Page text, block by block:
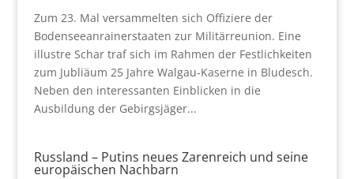
Zum 23. Mal versammelten sich Offiziere der
Bodenseeanrainerstaaten zur Militärreunion. Eine
illustre Schar traf sich im Rahmen der Festlichkeiten
zum Jubliäum 25 Jahre Walgau-Kaserne in Bludesch.
Neben den interessanten Einblicken in die
Ausbildung der Gebirgsjäger...
Russland – Putins neues Zarenreich und seine
europäischen Nachbarn